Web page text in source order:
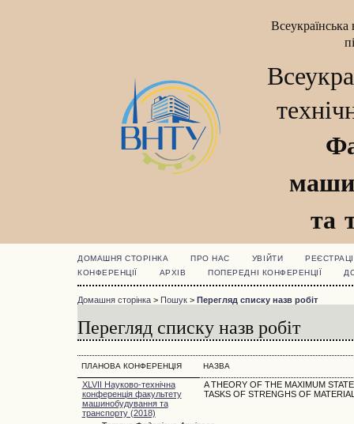
Всеукраїнська
та
ДОМАШНЯ СТОРІНКА ПРО НАС УВІЙТИ
КОНФЕРЕНЦІЇ
АРХІВ ПОПЕРЕДНІ КОНФЕРЕНЦІЇ
Домашня сторінка > Пошук > Перегляд списку назв робіт
Перегляд списку назв робіт
ПЛАНОВА КОНФЕРЕНЦІЯ НАЗВА
XLVII Науково-технічна
конференція факультету
машинобудування та
транспорту (2018)
A THEORY OF THE MAXIMUM
TASKS OF STRENGHS OF